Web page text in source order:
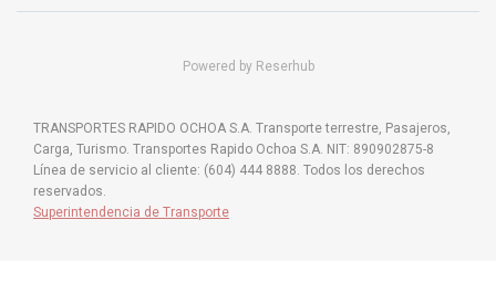
Powered by Reserhub
TRANSPORTES RAPIDO OCHOA S.A. Transporte terrestre, Pasajeros,
Carga, Turismo. Transportes Rapido Ochoa S.A. NIT: 890902875-8
Línea de servicio al cliente: (604) 444 8888. Todos los derechos
reservados.
Superintendencia de Transporte